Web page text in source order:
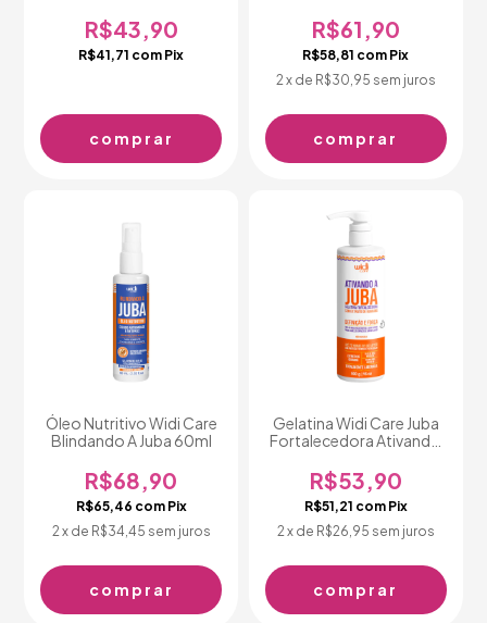
R$43,90
R$41,71 com Pix
R$61,90
R$58,81 com Pix
2 x de R$30,95 sem juros
Óleo Nutritivo Widi Care
Blindando A Juba 60ml
R$68,90
R$65,46 com Pix
2 x de R$34,45 sem juros
Gelatina Widi Care Juba
Fortalecedora Ativando
R$53,90
R$51,21 com Pix
2 x de R$26,95 sem juros